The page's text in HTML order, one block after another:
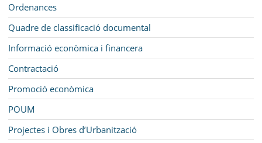
Ordenances
Quadre de classificació documental
Informació econòmica i financera
Contractació
Promoció econòmica
POUM
Projectes i Obres d’Urbanització